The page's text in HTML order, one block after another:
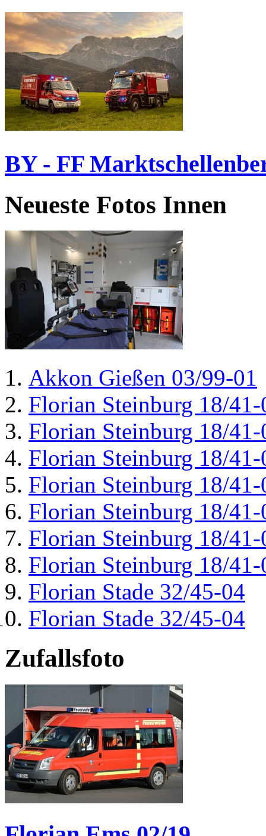
BY - FF
Neueste Fotos Innen
Akkon Gießen 03/99-01
Florian Steinburg 18/41-
Florian Steinburg 18/41-
Florian Steinburg 18/41-
Florian Steinburg 18/41-
Florian Steinburg 18/41-
Florian Steinburg 18/41-
Florian Steinburg 18/41-
Florian Stade 32/45-04
Florian Stade 32/45-04
Zufallsfoto